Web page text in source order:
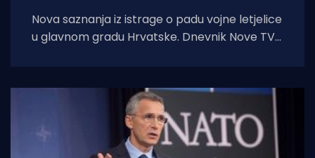
Nova saznanja iz istrage o padu vojne letjelice
u glavnom gradu Hrvatske. Dnevnik Nove TV